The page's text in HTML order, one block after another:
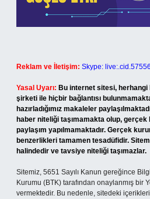
Reklam ve İletişim: Skype:
Yasal Uyarı: Bu internet sitesi,
şirketi ile hiçbir bağlantısı
hazırladığımız makaleler
haber niteliği taşımamakta olup,
paylaşım yapılmamaktadır. Gerçek
benzerlikleri tamamen tesadüfidir.
halindedir ve tavsiye niteliği taşımazlar.
Sitemiz, 5651 Sayılı Kanun gereğince
Kurumu (BTK) tarafından onaylanmış bir
vermektedir. Bu nedenle, sitedeki